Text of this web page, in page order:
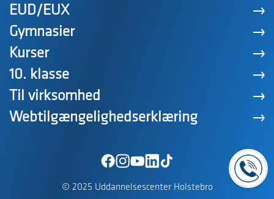
EUD/EUX
Gymnasier
Kurser
10. klasse
Til virksomhed
Webtilgængelighedserklæring
© 2025 Uddannelsescenter Holstebro